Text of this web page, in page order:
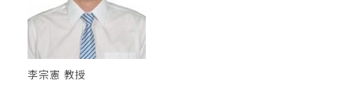
李宗憲 教授